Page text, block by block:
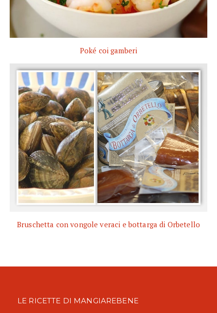
Poké coi gamberi
Bruschetta con vongole veraci e bottarga di Orbetello
LE RICETTE DI MANGIAREBENE